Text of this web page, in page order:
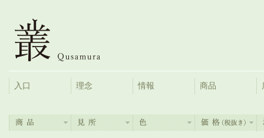
入口 理念 情報 商品